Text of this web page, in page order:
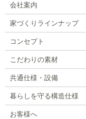
会社案内
家づくりラインナップ
コンセプト
こだわりの素材
共通仕様・設備
暮らしを守る構造仕様
お客様へ